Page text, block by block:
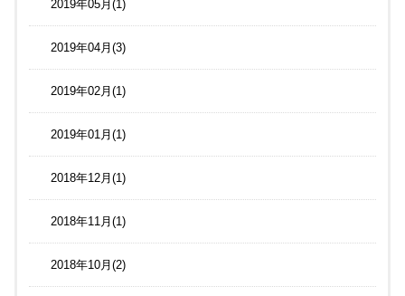
2019年05月(1)
2019年04月(3)
2019年02月(1)
2019年01月(1)
2018年12月(1)
2018年11月(1)
2018年10月(2)